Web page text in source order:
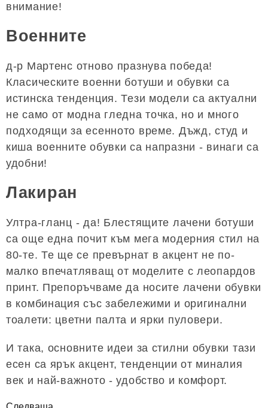
внимание!
Военните
д-р Мартенс отново празнува победа!
Класическите военни ботуши и обувки са
истинска тенденция. Тези модели са актуални
не само от модна гледна точка, но и много
подходящи за есенното време. Дъжд, студ и
киша военните обувки са напразни - винаги са
удобни!
Лакиран
Ултра-гланц - да! Блестящите лачени ботуши
са още една почит към мега модерния стил на
80-те. Те ще се превърнат в акцент не по-
малко впечатляващ от моделите с леопардов
принт. Препоръчваме да носите лачени обувки
в комбинация със забележими и оригинални
тоалети: цветни палта и ярки пуловери.
И така, основните идеи за стилни обувки тази
есен са ярък акцент, тенденции от миналия
век и най-важното - удобство и комфорт.